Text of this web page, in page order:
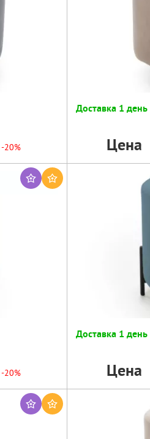
-20%
Доставка 1 день
Цена
-20%
Доставка 1 день
Цена